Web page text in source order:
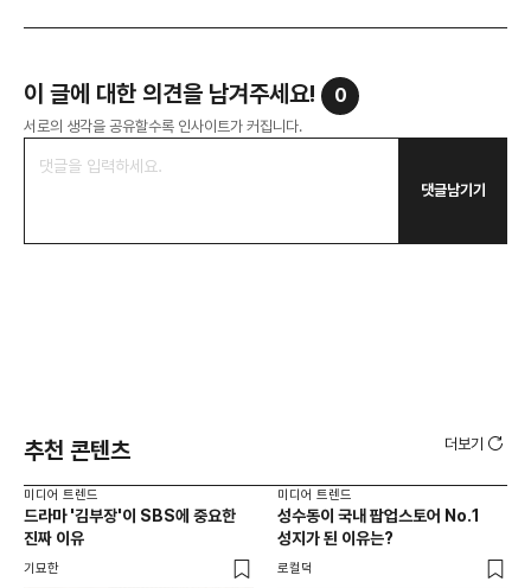
이 글에 대한 의견을 남겨주세요! 0
서로의 생각을 공유할수록 인사이트가 커집니다.
댓글남기기
추천 콘텐츠 더보기
미디어 트렌드
드라마 '김부장'이 SBS에 중요한
진짜 이유
기묘한
미디어 트렌드
성수동이 국내 팝업스토어 No.1
성지가 된 이유는?
로컬덕